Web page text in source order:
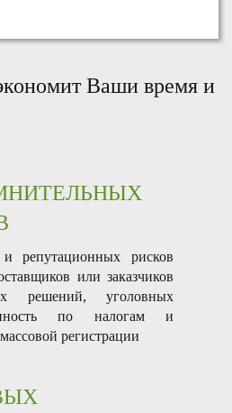
Ваши время и
репутационных рисков
или заказчиков
решений, уголовных
по налогам и
регистрации